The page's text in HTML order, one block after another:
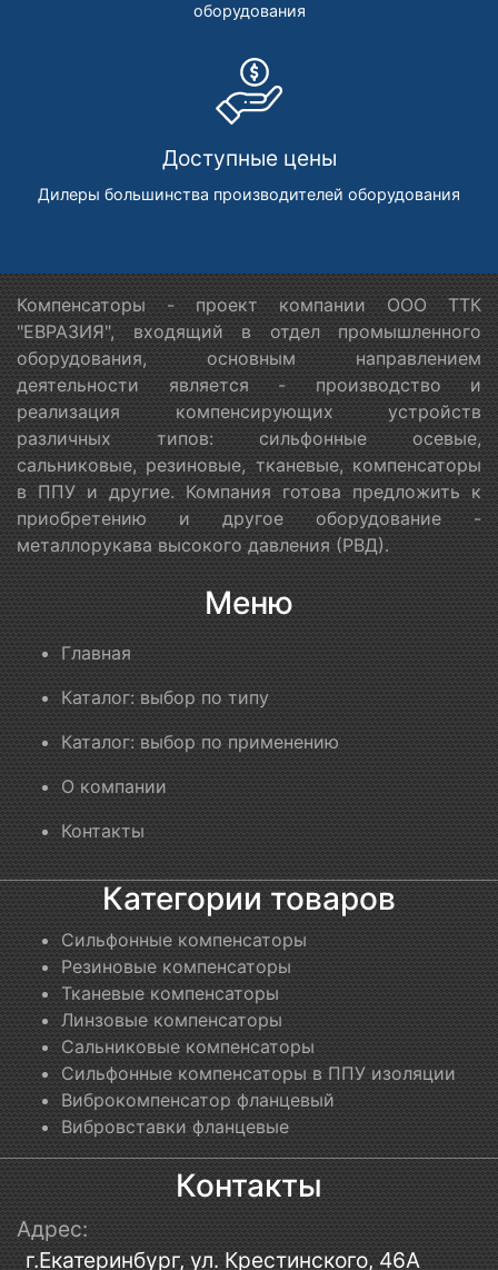
оборудования
Доступные цены
Дилеры большинства производителей оборудования
Компенсаторы - проект компании ООО ТТК
"ЕВРАЗИЯ", входящий в отдел промышленного
оборудования, основным направлением
деятельности является - производство и
реализация компенсирующих устройств
различных типов: сильфонные осевые,
сальниковые, резиновые, тканевые, компенсаторы
в ППУ и другие. Компания готова предложить к
приобретению и другое оборудование -
металлорукава высокого давления (РВД).
Меню
Главная
Каталог: выбор по типу
Каталог: выбор по применению
О компании
Контакты
Категории товаров
Сильфонные компенсаторы
Резиновые компенсаторы
Тканевые компенсаторы
Линзовые компенсаторы
Сальниковые компенсаторы
Сильфонные компенсаторы в ППУ изоляции
Виброкомпенсатор фланцевый
Вибровставки фланцевые
Контакты
Адрес:
г.Екатеринбург, ул. Крестинского, 46А